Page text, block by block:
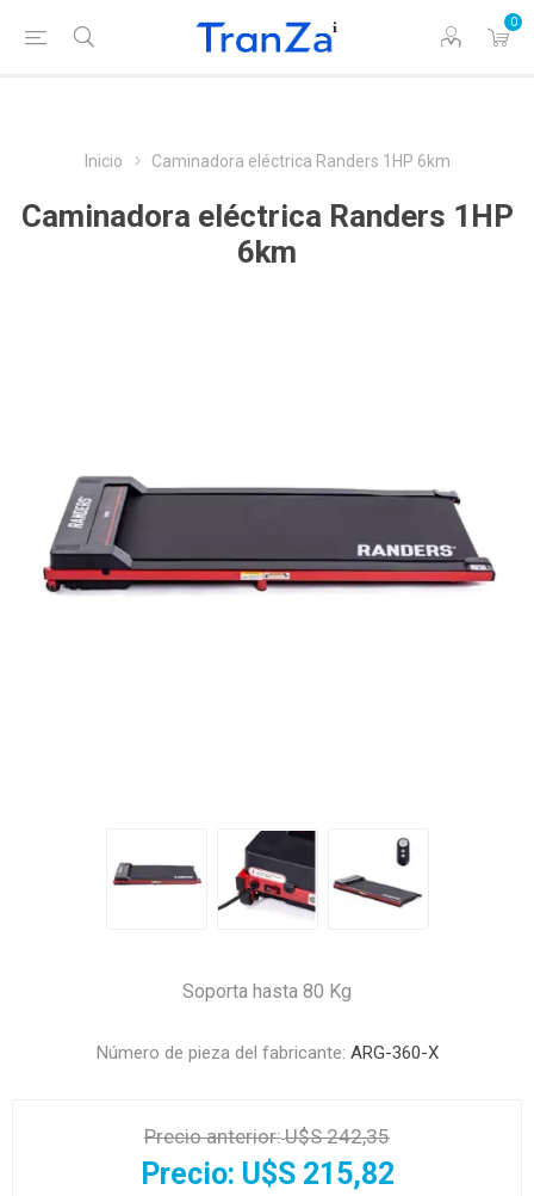
0
Inicio Caminadora eléctrica Randers 1HP 6km
Caminadora eléctrica Randers 1HP
6km
Soporta hasta 80 Kg
Número de pieza del fabricante: ARG-360-X
Precio anterior:U$S 242,35
Precio: U$S 215,82